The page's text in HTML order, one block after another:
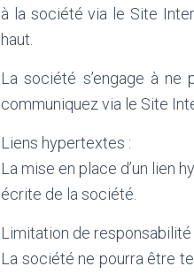
à la société via le Site
haut.
La société s’engage à
communiquez via le Site
Liens hypertextes :
La mise en place d’un lien
écrite de la société.
Limitation de responsabilité
La société ne pourra être